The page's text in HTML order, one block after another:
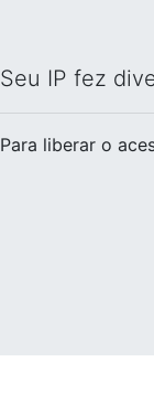
Seu IP fez
Para liberar o